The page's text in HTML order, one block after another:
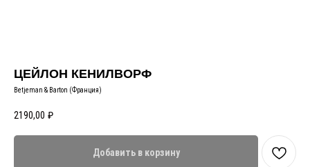
ЦЕЙЛОН КЕНИЛВОРФ
Betjeman & Barton (Франция)
2190,00 ₽
Добавить в корзину